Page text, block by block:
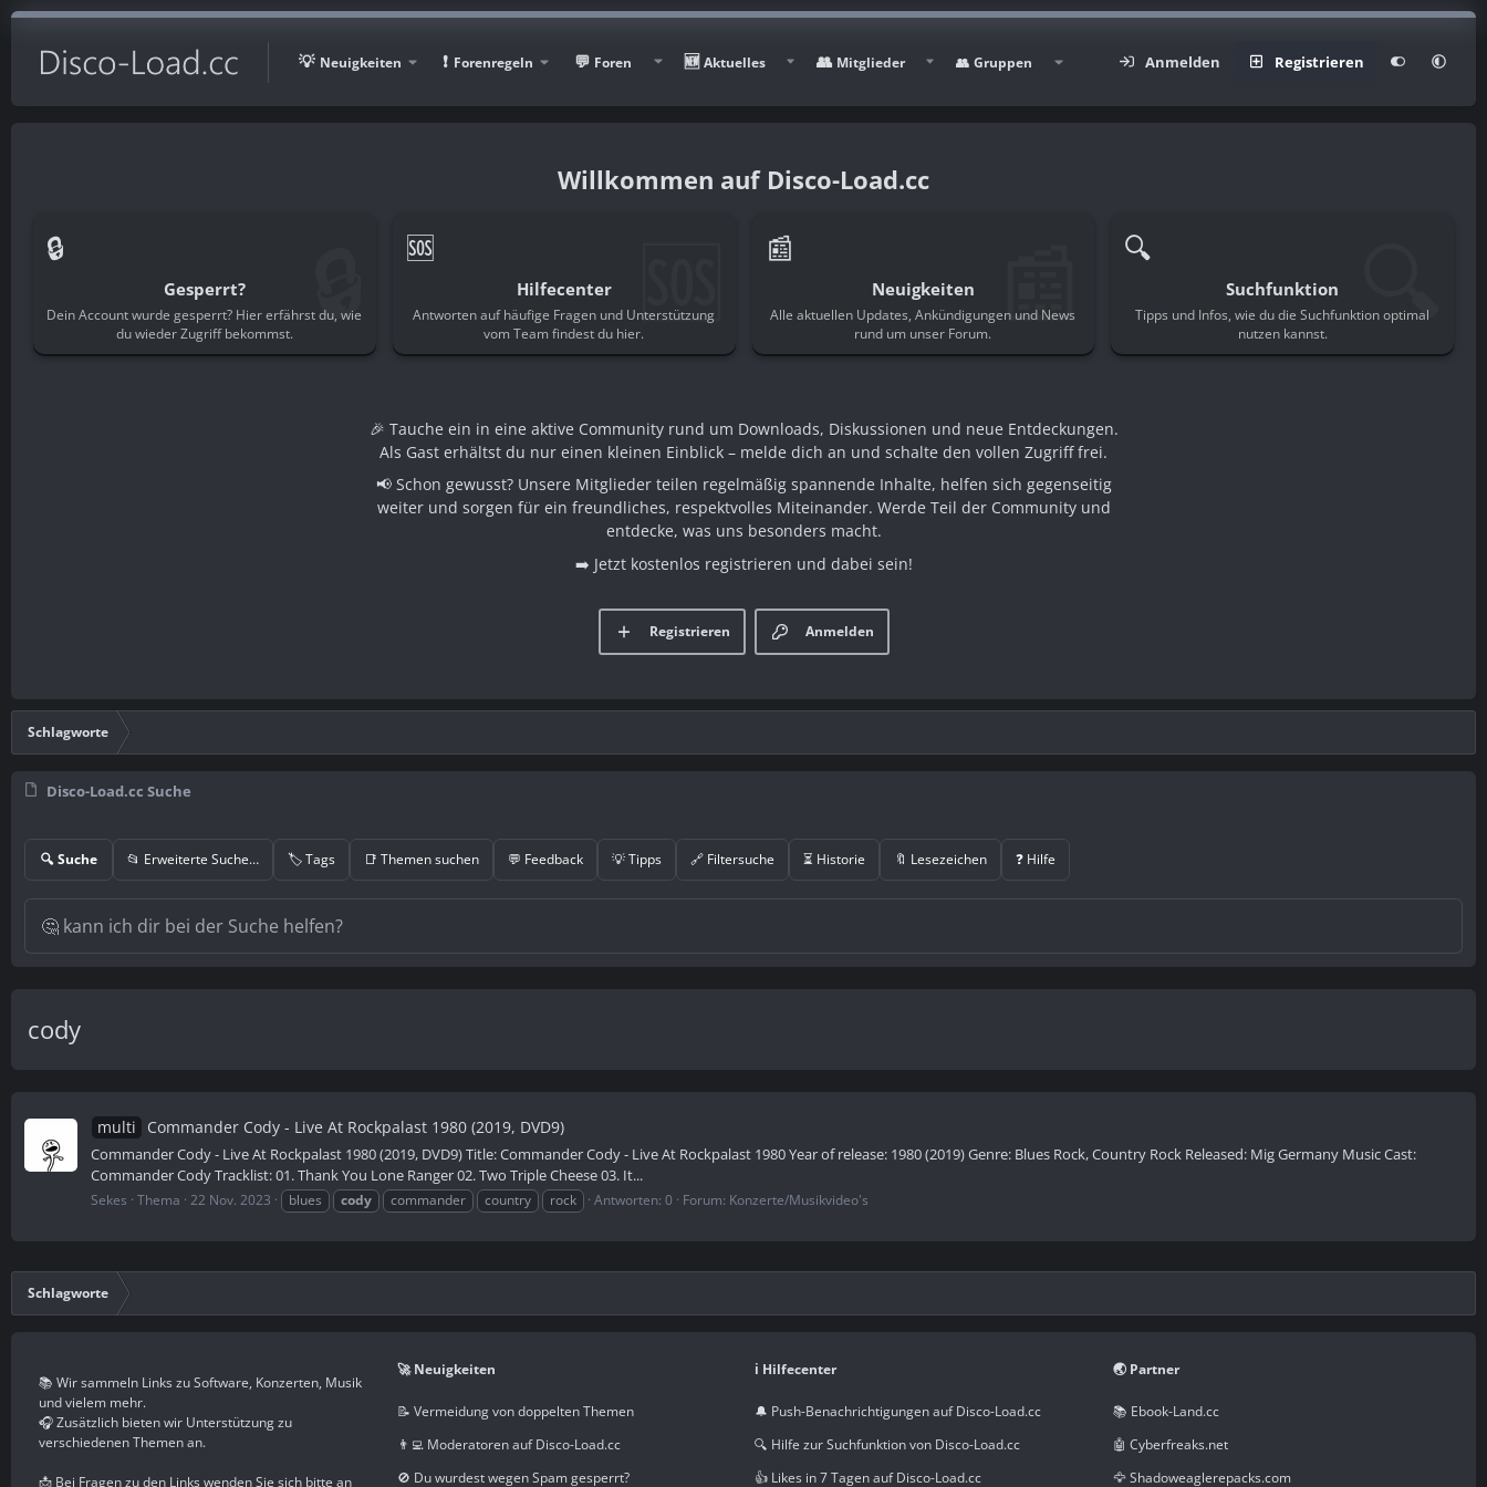
Neuigkeiten Forenregeln Foren Aktuelles Mitglieder Gruppen Anmelden Registrieren
Disco-Load.cc
🔒
Gesperrt?
Dein Account wurde gesperrt? Hier erfährst du, wie
du wieder Zugriff bekommst.
🔒 🆘
Hilfecenter
Antworten auf häufige Fragen und Unterstützung
vom Team findest du hier.🆘 📰
Neuigkeiten
Alle aktuellen Updates, Ankündigungen und News
rund um unser Forum. 📰 🔍
Suchfunktion
Tipps und Infos, wie du die Suchfunktion optimal
nutzen kannst.
🔍
🎉 Tauche ein in eine aktive Community rund um Downloads, Diskussionen und neue Entdeckungen.
Als Gast erhältst du nur einen kleinen Einblick – melde dich an und schalte den vollen Zugriff frei.
📢 Schon gewusst? Unsere Mitglieder teilen regelmäßig spannende Inhalte, helfen sich gegenseitig
weiter und sorgen für ein freundliches, respektvolles Miteinander. Werde Teil der Community und
entdecke, was uns besonders macht.
➡️ Jetzt kostenlos registrieren und dabei sein!
Anmelden
Registrieren
Schlagworte
Disco-Load.cc Suche
🔍 Suche 📂 Erweiterte Suche… 🏷️ Tags 📑 Themen suchen 💬 Feedback 💡 Tipps 🔗 Filtersuche ⏳ Historie 🔖 Lesezeichen ❓ Hilfe
cody
multi Commander Cody - Live At Rockpalast 1980 (2019, DVD9)
Commander Cody - Live At Rockpalast 1980 (2019, DVD9) Title: Commander Cody - Live At Rockpalast 1980 Year of release: 1980 (2019) Genre: Blues Rock, Country Rock Released: Mig Germany Music Cast:
Commander Cody Tracklist: 01. Thank You Lone Ranger 02. Two Triple Cheese 03. It...
Sekes Thema 22 Nov. 2023 blues cody commander country rock Antworten: 0 Forum: Konzerte/Musikvideo's
Schlagworte
📚 Wir sammeln Links zu Software, Konzerten, Musik
und vielem mehr.
🎧 Zusätzlich bieten wir Unterstützung zu
verschiedenen Themen an.
📩 Bei Fragen zu den Links wenden Sie sich bitte an
🚀 Neuigkeiten
📝 Vermeidung von doppelten Themen
👨‍💻 Moderatoren auf Disco-Load.cc
🚫 Du wurdest wegen Spam gesperrt?
ℹ️ Hilfecenter
🔔 Push-Benachrichtigungen auf Disco-Load.cc
🔍 Hilfe zur Suchfunktion von Disco-Load.cc
👍 Likes in 7 Tagen auf Disco-Load.cc
🌏 Partner
📚 Ebook-Land.cc
🤖 Cyberfreaks.net
🦅 Shadoweaglerepacks.com